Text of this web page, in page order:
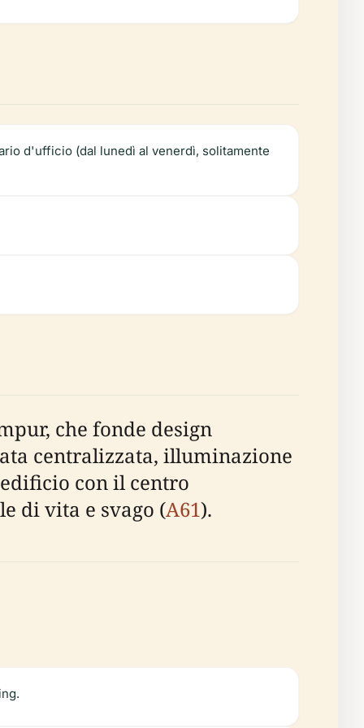
d'ufficio (dal lunedì al venerdì, solitamente
che fonde design
centralizzata, illuminazione
con il centro
di vita e svago (A61).